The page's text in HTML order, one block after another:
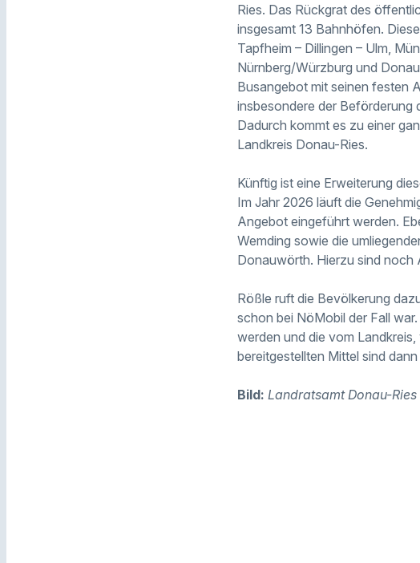
Ries. Das Rückgrat des
insgesamt 13 Bahnhöfen.
Tapfheim – Dillingen – Ulm,
Nürnberg/Würzburg und
Busangebot mit seinen festen
insbesondere der Beförderung
Dadurch kommt es zu einer
Landkreis Donau-Ries.
Künftig ist eine Erweiterung
Im Jahr 2026 läuft die
Angebot eingeführt werden.
Wemding sowie die
Donauwörth. Hierzu sind noch
Rößle ruft die Bevölkerung
schon bei NöMobil der Fall
werden und die vom
bereitgestellten Mittel sind
Bild: Landratsamt Donau-Ries